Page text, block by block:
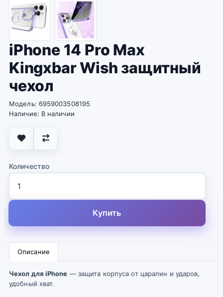
iPhone 14 Pro Max
Kingxbar Wish защитный
чехол
Модель: 6959003508195
Наличие: В наличии
Количество
Купить
Описание
Чехол для iPhone — защита корпуса от царапин и ударов,
удобный хват.